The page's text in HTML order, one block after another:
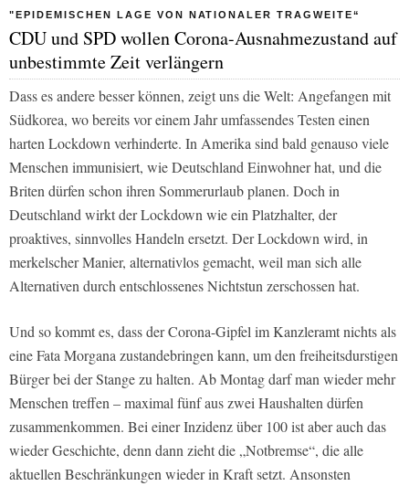
"EPIDEMISCHEN LAGE VON NATIONALER TRAGWEITE“
CDU und SPD wollen Corona-Ausnahmezustand auf
unbestimmte Zeit verlängern
Dass es andere besser können, zeigt uns die Welt: Angefangen mit
Südkorea, wo bereits vor einem Jahr umfassendes Testen einen
harten Lockdown verhinderte. In Amerika sind bald genauso viele
Menschen immunisiert, wie Deutschland Einwohner hat, und die
Briten dürfen schon ihren Sommerurlaub planen. Doch in
Deutschland wirkt der Lockdown wie ein Platzhalter, der
proaktives, sinnvolles Handeln ersetzt. Der Lockdown wird, in
merkelscher Manier, alternativlos gemacht, weil man sich alle
Alternativen durch entschlossenes Nichtstun zerschossen hat.
Und so kommt es, dass der Corona-Gipfel im Kanzleramt nichts als
eine Fata Morgana zustandebringen kann, um den freiheitsdurstigen
Bürger bei der Stange zu halten. Ab Montag darf man wieder mehr
Menschen treffen – maximal fünf aus zwei Haushalten dürfen
zusammenkommen. Bei einer Inzidenz über 100 ist aber auch das
wieder Geschichte, denn dann zieht die „Notbremse“, die alle
aktuellen Beschränkungen wieder in Kraft setzt. Ansonsten